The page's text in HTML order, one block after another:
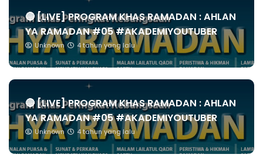
🔴 [LIVE] PROGRAM KHAS RAMADAN : AHLAN
YA RAMADAN #05 #AKADEMIYOUTUBER
Unknown 4 tahun yang lalu
🔴 [LIVE] PROGRAM KHAS RAMADAN : AHLAN
YA RAMADAN #05 #AKADEMIYOUTUBER
Unknown 4 tahun yang lalu